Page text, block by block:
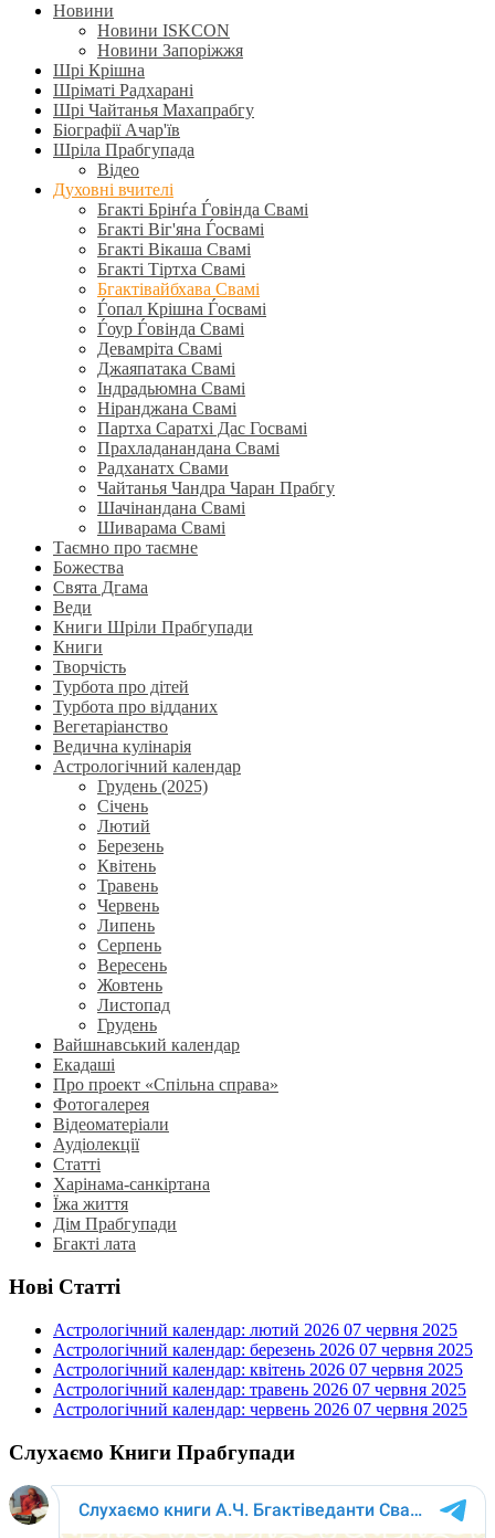
Новини
Новини ISKCON
Новини Запоріжжя
Шрі Крішна
Шріматі Радхарані
Шрі Чайтанья Махапрабгу
Біографії Ачар'їв
Шріла Прабгупада
Відео
Духовні вчителі
Бгакті Брінѓа Ѓовінда Свамі
Бгакті Віг'яна Ѓосвамі
Бгакті Вікаша Свамі
Бгакті Тіртха Свамі
Бгактівайбхава Свамі
Ѓопал Крішна Ѓосвамі
Ѓоур Ѓовінда Свамі
Девамріта Свамі
Джаяпатака Свамі
Індрадьюмна Свамі
Ніранджана Свамі
Партха Саратхі Дас Госвамі
Прахладанандана Свамі
Радханатх Свами
Чайтанья Чандра Чаран Прабгу
Шачінандана Свамі
Шиварама Свамі
Таємно про таємне
Божества
Свята Дгама
Веди
Книги Шріли Прабгупади
Книги
Творчість
Турбота про дітей
Турбота про відданих
Вегетаріанство
Ведична кулінарія
Астрологічний календар
Грудень (2025)
Січень
Лютий
Березень
Квітень
Травень
Червень
Липень
Серпень
Вересень
Жовтень
Листопад
Грудень
Вайшнавський календар
Екадаші
Про проект «Спільна справа»
Фотогалерея
Відеоматеріали
Аудіолекції
Статті
Харінама-санкіртана
Їжа життя
Дім Прабгупади
Бгакті лата
Нові Статті
Астрологічний календар: лютий 2026 07 червня 2025
Астрологічний календар: березень 2026 07 червня 2025
Астрологічний календар: квітень 2026 07 червня 2025
Астрологічний календар: травень 2026 07 червня 2025
Астрологічний календар: червень 2026 07 червня 2025
Слухаємо Книги Прабгупади